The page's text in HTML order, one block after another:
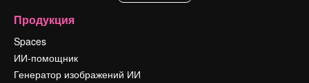
Продукция
Spaces
ИИ-помощник
Генератор изображений ИИ